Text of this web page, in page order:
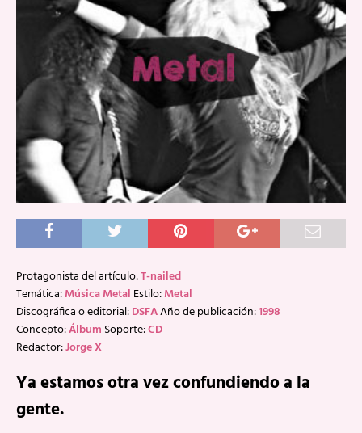
Protagonista del artículo:T-nailed
Temática:Música Metal Estilo:Metal
Discográfica o editorial:DSFAAño de publicación:1998
Concepto:Álbum Soporte:CD
Redactor:Jorge X
Ya estamos otra vez confundiendo a la
gente.